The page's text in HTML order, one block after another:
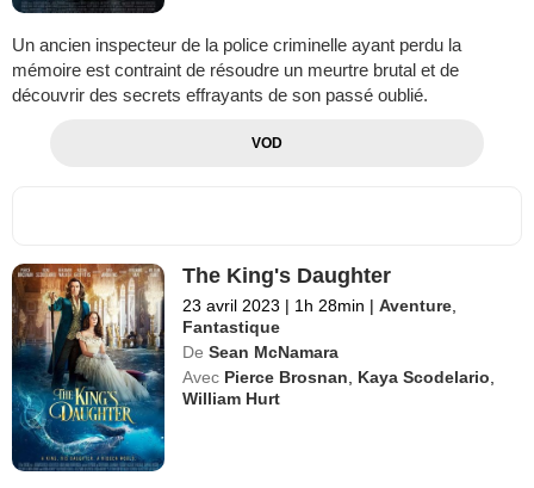
Un ancien inspecteur de la police criminelle ayant perdu la
mémoire est contraint de résoudre un meurtre brutal et de
découvrir des secrets effrayants de son passé oublié.
VOD
The King's Daughter
23 avril 2023 | 1h 28min | Aventure
Fantastique
De Sean McNamara
Avec Pierce Brosnan Kaya Scodelario
William Hurt